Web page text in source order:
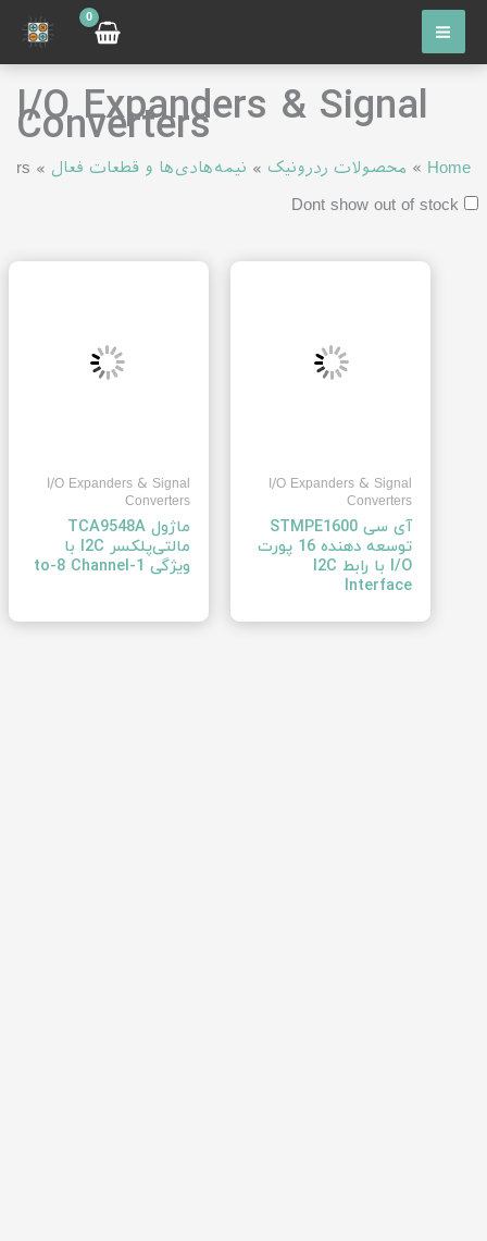
پرش
محتوا
I/O Expanders & Signal
Converters
Home
» محصولات ردرونیک » نیمه‌هادی‌ها و قطعات فعال »
Dont show out of stock
I/O Expanders & Signal
Converters
آی سی STMPE1600
توسعه دهنده 16 پورت
I/O با رابط I2C
Interface
I/O Expanders & Signal
Converters
ماژول TCA9548A
مالتی‌پلکسر I2C با
ویژگی 1-to-8 Channel